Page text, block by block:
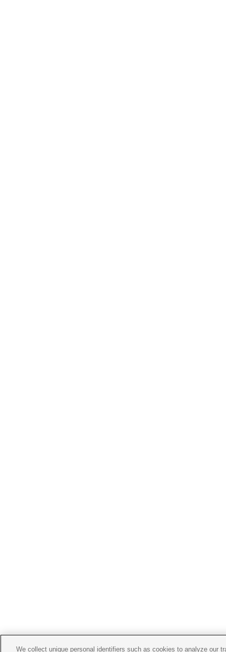
We collect unique personal identifiers such as cookies to analyze our